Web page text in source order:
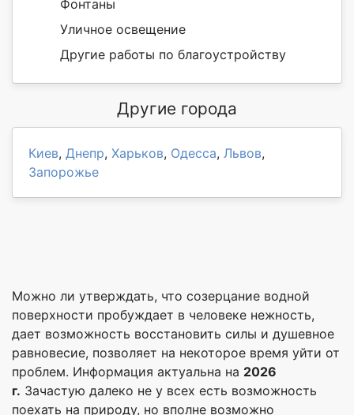
Фонтаны
Уличное освещение
Другие работы по благоустройству
Другие города
Киев, Днепр, Харьков, Одесса, Львов,
Запорожье
Можно ли утверждать, что созерцание водной
поверхности пробуждает в человеке нежность,
дает возможность восстановить силы и душевное
равновесие, позволяет на некоторое время уйти от
проблем. Информация актуальна на 2026
г. Зачастую далеко не у всех есть возможность
поехать на природу, но вполне возможно